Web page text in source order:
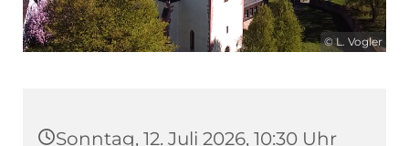
© L. Vogler
Sonntag, 12. Juli 2026, 10:30 Uhr